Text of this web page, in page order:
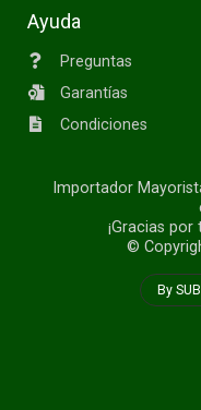
Ayuda
Preguntas
Garantías
Condiciones
Importador
¡Gracias
©
By